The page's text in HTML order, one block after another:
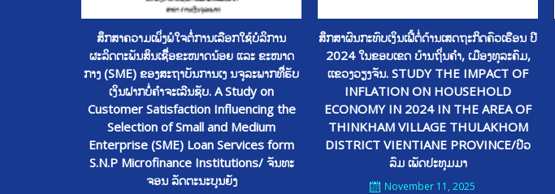
ສຶກສາຄວາມເພິ່ງພໍໃຈຕໍໍ່ການເລືອກໃຊ້ບໍລິການ
ຜະລິດຕະພັນສິນເຊືິ່ອຂະໜາດນ້ອຍ ແລະ ຂະໜາດ
ກາງ (SME) ຂອງສະຖາບັນການເງ ນຈຸລະພາກທີິ່ຮັບ
ເງິນຝາກບໍໍ່ຄໍາຈະເລີນຊັບ. A Study on
Customer Satisfaction Influencing the
Selection of Small and Medium
Enterprise (SME) Loan Services form
S.N.P Microfinance Institutions/ ຈັນທະ
ຈອນ ລັດຕະນະບຸນຍັງ
ສຶກສາຜົນກະທົບເງິນເຟີ້ຕໍ່ດ້ານເສດຖະກິດຄົວເຮືອນ ປີ
2024 ໃນຂອບເຂດ ບ້ານຖິ່ນຄໍາ, ເມືອງທຸລະຄົມ,
ເເຂວງວຽງຈັນ. STUDY THE IMPACT OF
INFLATION ON HOUSEHOLD
ECONOMY IN 2024 IN THE AREA OF
THINKHAM VILLAGE THULAKHOM
DISTRICT VIENTIANE PROVINCE/ປີວ
ລົມ ເພັດປະທຸມມາ
November 11, 2025